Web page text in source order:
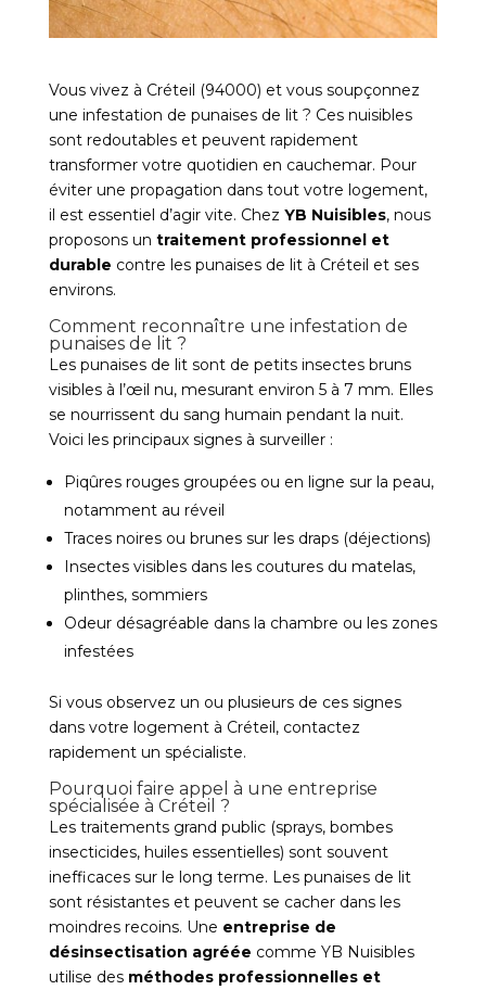
Vous vivez à Créteil (94000) et vous soupçonnez
une infestation de punaises de lit ? Ces nuisibles
sont redoutables et peuvent rapidement
transformer votre quotidien en cauchemar. Pour
éviter une propagation dans tout votre logement,
il est essentiel d’agir vite. Chez YB Nuisibles, nous
proposons un traitement professionnel et
durable contre les punaises de lit à Créteil et ses
environs.
Comment reconnaître une infestation de
punaises de lit ?
Les punaises de lit sont de petits insectes bruns
visibles à l’œil nu, mesurant environ 5 à 7 mm. Elles
se nourrissent du sang humain pendant la nuit.
Voici les principaux signes à surveiller :
Piqûres rouges groupées ou en ligne sur la peau,
notamment au réveil
Traces noires ou brunes sur les draps (déjections)
Insectes visibles dans les coutures du matelas,
plinthes, sommiers
Odeur désagréable dans la chambre ou les zones
infestées
Si vous observez un ou plusieurs de ces signes
dans votre logement à Créteil, contactez
rapidement un spécialiste.
Pourquoi faire appel à une entreprise
spécialisée à Créteil ?
Les traitements grand public (sprays, bombes
insecticides, huiles essentielles) sont souvent
inefficaces sur le long terme. Les punaises de lit
sont résistantes et peuvent se cacher dans les
moindres recoins. Une entreprise de
désinsectisation agréée comme YB Nuisibles
utilise des méthodes professionnelles et